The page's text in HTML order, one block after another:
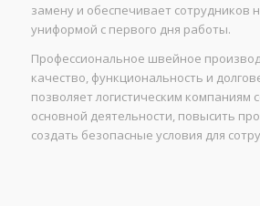
замену и обеспечивает сотрудников
униформой с первого дня работы.
Профессиональное швейное
качество, функциональность и
позволяет логистическим компаниям
основной деятельности, повысить
создать безопасные условия для